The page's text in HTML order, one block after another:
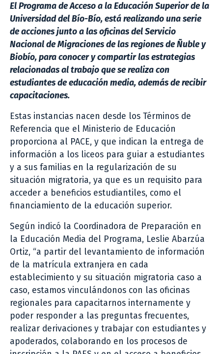
El Programa de Acceso a la Educación Superior de la
Universidad del Bío-Bío, está realizando una serie
de acciones junto a las oficinas del Servicio
Nacional de Migraciones de las regiones de Ñuble y
Biobío, para conocer y compartir las estrategias
relacionadas al trabajo que se realiza con
estudiantes de educación media, además de recibir
capacitaciones.
Estas instancias nacen desde los Términos de
Referencia que el Ministerio de Educación
proporciona al PACE, y que indican la entrega de
información a los liceos para guiar a estudiantes
y a sus familias en la regularización de su
situación migratoria, ya que es un requisito para
acceder a beneficios estudiantiles, como el
financiamiento de la educación superior.
Según indicó la Coordinadora de Preparación en
la Educación Media del Programa, Leslie Abarzúa
Ortiz, “a partir del levantamiento de información
de la matrícula extranjera en cada
establecimiento y su situación migratoria caso a
caso, estamos vinculándonos con las oficinas
regionales para capacitarnos internamente y
poder responder a las preguntas frecuentes,
realizar derivaciones y trabajar con estudiantes y
apoderados, colaborando en los procesos de